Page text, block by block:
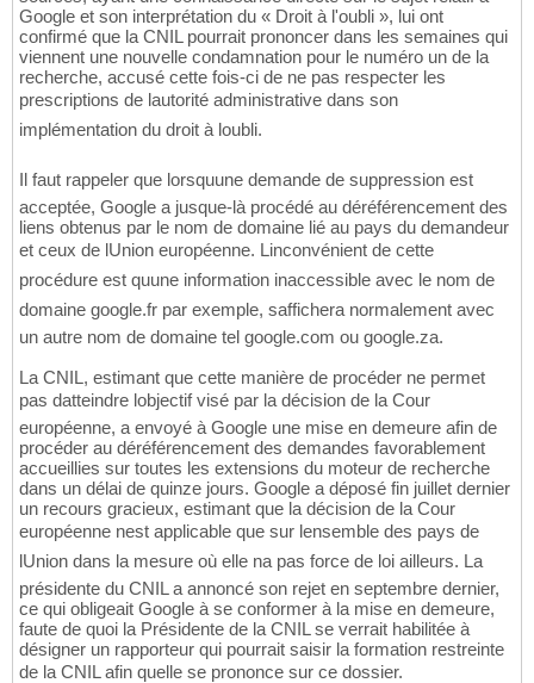
Google et son interprétation du « Droit à l'oubli », lui ont
confirmé que la CNIL pourrait prononcer dans les semaines qui
viennent une nouvelle condamnation pour le numéro un de la
recherche, accusé cette fois-ci de ne pas respecter les
prescriptions de lautorité administrative dans son
implémentation du droit à loubli.
Il faut rappeler que lorsquune demande de suppression est
acceptée, Google a jusque-là procédé au déréférencement des
liens obtenus par le nom de domaine lié au pays du demandeur
et ceux de lUnion européenne. Linconvénient de cette
procédure est quune information inaccessible avec le nom de
domaine google.fr par exemple, saffichera normalement avec
un autre nom de domaine tel google.com ou google.za.
La CNIL, estimant que cette manière de procéder ne permet
pas datteindre lobjectif visé par la décision de la Cour
européenne, a envoyé à Google une mise en demeure afin de
procéder au déréférencement des demandes favorablement
accueillies sur toutes les extensions du moteur de recherche
dans un délai de quinze jours. Google a déposé fin juillet dernier
un recours gracieux, estimant que la décision de la Cour
européenne nest applicable que sur lensemble des pays de
lUnion dans la mesure où elle na pas force de loi ailleurs. La
présidente du CNIL a annoncé son rejet en septembre dernier,
ce qui obligeait Google à se conformer à la mise en demeure,
faute de quoi la Présidente de la CNIL se verrait habilitée à
désigner un rapporteur qui pourrait saisir la formation restreinte
de la CNIL afin quelle se prononce sur ce dossier.